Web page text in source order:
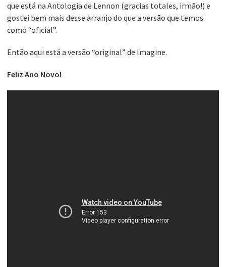
que está na Antologia de Lennon (gracias totales, irmão!) e
gostei bem mais desse arranjo do que a versão que temos
como “oficial”.
Então aqui está a versão “original” de Imagine.
Feliz Ano Novo!